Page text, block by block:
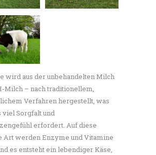
wird aus der unbehandelten Milch
Milch – nach traditionellem,
Verfahren hergestellt, was
viel Sorgfalt und
erfordert. Auf diese
Art werden Enzyme und Vitamine
es entsteht ein lebendiger Käse,